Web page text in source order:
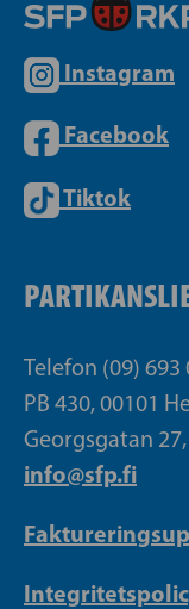
Instagram
Facebook
Tiktok
Telefon (09) 693
PB 430, 00101
Georgsgatan
info@sfp.fi